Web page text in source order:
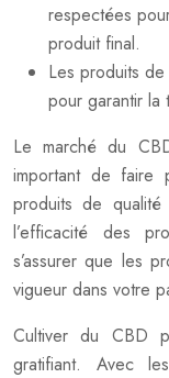
respectées
produit final.
Les produits
pour garantir
Le marché du
important de faire
produits de
l’efficacité des
s’assurer que les
vigueur dans votre
Cultiver du CBD
gratifiant. Avec